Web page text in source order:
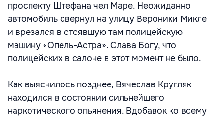
проспекту Штефана чел Маре. Неожиданно
автомобиль свернул на улицу Вероники Микле
и врезался в стоявшую там полицейскую
машину «Опель-Астра». Слава Богу, что
полицейских в салоне в этот момент не было.
Как выяснилось позднее, Вячеслав Кругляк
находился в состоянии сильнейшего
наркотического опьянения. Вдобавок ко всему